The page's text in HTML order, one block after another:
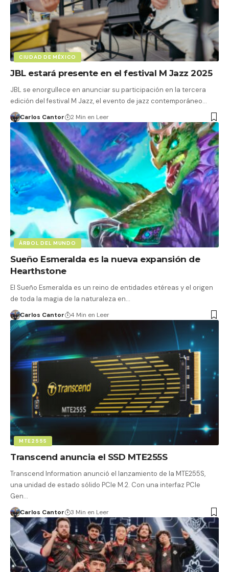
CIUDAD DE MÉXICO
JBL estará presente en el festival M Jazz 2025
JBL se enorgullece en anunciar su participación en la tercera
edición del festival M Jazz, el evento de jazz contemporáneo…
Carlos Cantor 2 Min en Leer
ÁRBOL DEL MUNDO
Sueño Esmeralda es la nueva expansión de
Hearthstone
El Sueño Esmeralda es un reino de entidades etéreas y el origen
de toda la magia de la naturaleza en…
Carlos Cantor 4 Min en Leer
MTE255S
Transcend anuncia el SSD MTE255S
Transcend Information anunció el lanzamiento de la MTE255S,
una unidad de estado sólido PCIe M.2. Con una interfaz PCIe
Gen…
Carlos Cantor 3 Min en Leer